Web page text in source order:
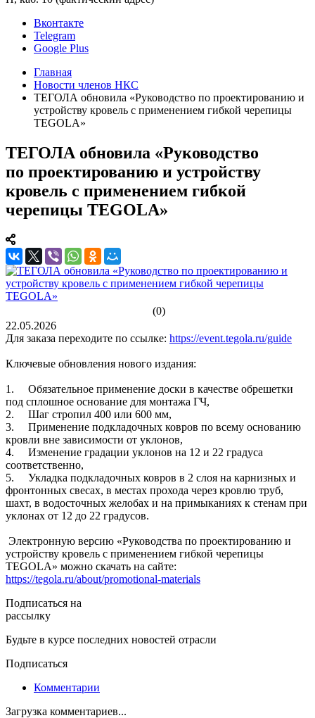
Вконтакте
Telegram
Google Plus
Главная
Новости членов НКС
ТЕГОЛА обновила «Руководство по проектированию и
устройству кровель с применением гибкой черепицы
TEGOLA»
ТЕГОЛА обновила «Руководство
по проектированию и устройству
кровель с применением гибкой
черепицы TEGOLA»
(0)
22.05.2026
Для заказа переходите по ссылке: https://event.tegola.ru/guide
Ключевые обновления нового издания:
1. Обязательное применение доски в качестве обрешетки
под сплошное основание для монтажа ГЧ,
2. Шаг стропил 400 или 600 мм,
3. Применение подкладочных ковров по всему основанию
кровли вне зависимости от уклонов,
4. Изменение градации уклонов на 12 и 22 градуса
соответственно,
5. Укладка подкладочных ковров в 2 слоя на карнизных и
фронтонных свесах, в местах прохода через кровлю труб,
шахт, в водосточных желобах и на примыканиях к стенам при
уклонах от 12 до 22 градусов.
Электронную версию «Руководства по проектированию и
устройству кровель с применением гибкой черепицы
TEGOLA» можно скачать на сайте:
https://tegola.ru/about/promotional-materials
Подписаться на
рассылку
Будьте в курсе последних новостей отрасли
Подписаться
Комментарии
Загрузка комментариев...